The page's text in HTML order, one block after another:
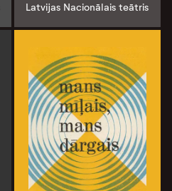
Latvijas Nacionālais teātris